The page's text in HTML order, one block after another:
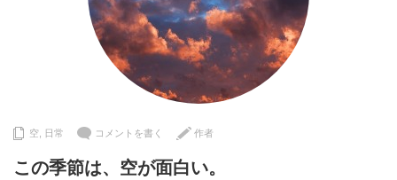
空 日常 コメントを書く 作者
この季節は、空が面白い。